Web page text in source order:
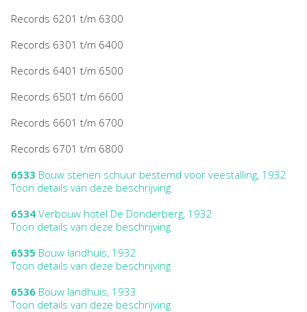
Records 6201 t/m 6300
Records 6301 t/m 6400
Records 6401 t/m 6500
Records 6501 t/m 6600
Records 6601 t/m 6700
Records 6701 t/m 6800
6533 Bouw stenen schuur bestemd voor veestalling, 1932
Toon details van deze beschrijving
6534 Verbouw hotel De Donderberg, 1932
Toon details van deze beschrijving
6535 Bouw landhuis, 1932
Toon details van deze beschrijving
6536 Bouw landhuis, 1933
Toon details van deze beschrijving